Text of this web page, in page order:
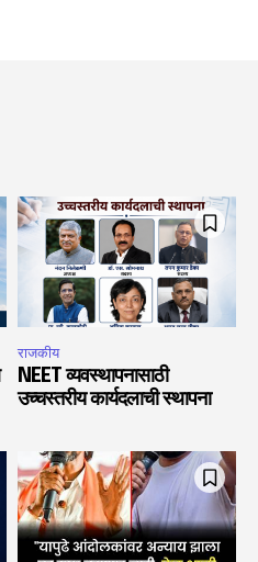
राजकीय
NEET व्यवस्थापनासाठी
उच्चस्तरीय कार्यदलाची स्थापना